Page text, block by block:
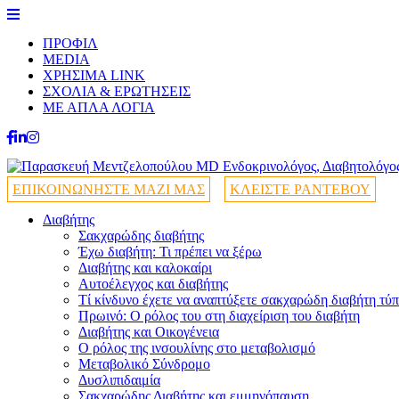
ΠΡΟΦΙΛ
MEDIA
ΧΡΗΣΙΜΑ LINK
ΣΧΟΛΙΑ & ΕΡΩΤΗΣΕΙΣ
ΜΕ ΑΠΛΑ ΛΟΓΙΑ
ΕΠΙΚΟΙΝΩΝΗΣΤΕ ΜΑΖΙ ΜΑΣ
ΚΛΕΙΣΤΕ ΡΑΝΤΕΒΟΥ
Διαβήτης
Σακχαρώδης διαβήτης
Έχω διαβήτη: Τι πρέπει να ξέρω
Διαβήτης και καλοκαίρι
Αυτοέλεγχος και διαβήτης
Τί κίνδυνο έχετε να αναπτύξετε σακχαρώδη διαβήτη
Πρωινό: Ο ρόλος του στη διαχείριση του διαβήτη
Διαβήτης και Οικογένεια
Ο ρόλος της ινσουλίνης στο μεταβολισμό
Μεταβολικό Σύνδρομο
Δυσλιπιδαιμία
Σακχαρώδης Διαβήτης και εμμηνόπαυση